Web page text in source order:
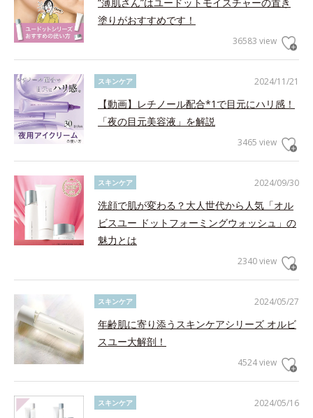
塗りがおすすめです！
36583 view
2024/11/21
スキンケア
【動画】レチノール配合*1で目元にハリ感！
「夜の目元美容液」を解説
3465 view
2024/09/30
スキンケア
洗顔で肌が変わる？大人世代から人気「オル
ビスユー ドットフォーミングウォッシュ」の
魅力とは
2340 view
2024/05/27
スキンケア
年齢肌に寄り添うスキンケアシリーズ オルビ
スユー大解剖！
4524 view
2024/05/16
スキンケア